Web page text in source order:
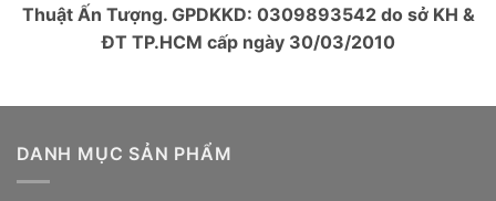
Thuật Ấn Tượng. GPDKKD: 0309893542 do sở KH &
ĐT TP.HCM cấp ngày 30/03/2010
DANH MỤC SẢN PHẨM